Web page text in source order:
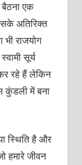
एक
अतिरिक्त
राजयोग
सूर्य
रहे हैं लेकिन
कुंडली में बना
स्थिति है और
हमारे जीवन